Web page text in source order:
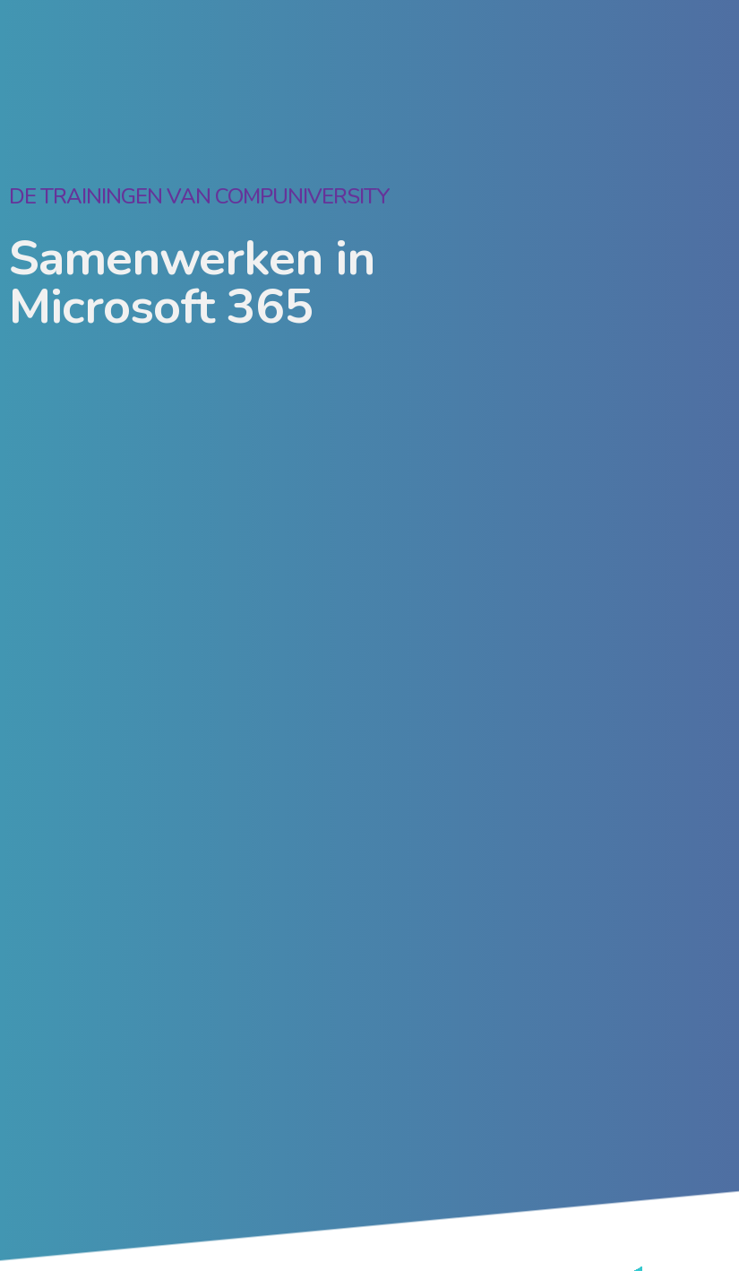
DE TRAININGEN VAN COMPUNIVERSITY
Samenwerken in
Microsoft 365